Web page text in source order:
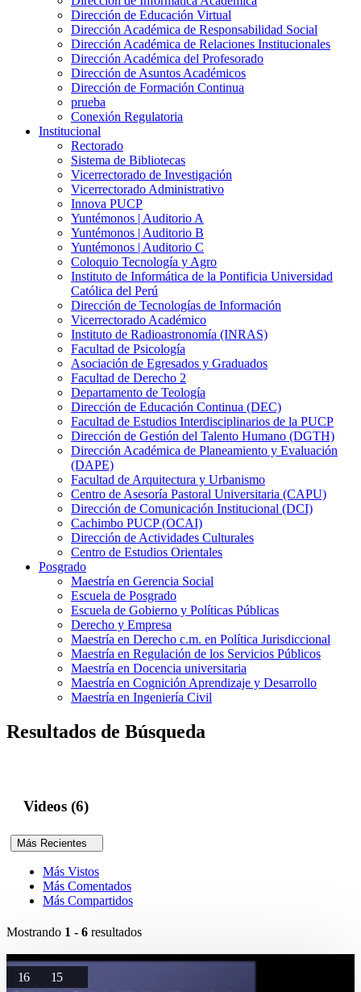
Dirección de Educación Virtual
Dirección Académica de Responsabilidad Social
Dirección Académica de Relaciones Institucionales
Dirección Académica del Profesorado
Dirección de Asuntos Académicos
Dirección de Formación Continua
prueba
Conexión Regulatoria
Institucional
Rectorado
Sistema de Bibliotecas
Vicerrectorado de Investigación
Vicerrectorado Administrativo
Innova PUCP
Yuntémonos | Auditorio A
Yuntémonos | Auditorio B
Yuntémonos | Auditorio C
Coloquio Tecnología y Agro
Instituto de Informática de la Pontificia Universidad
Católica del Perú
Dirección de Tecnologías de Información
Vicerrectorado Académico
Instituto de Radioastronomía (INRAS)
Facultad de Psicología
Asociación de Egresados y Graduados
Facultad de Derecho 2
Departamento de Teología
Dirección de Educación Continua (DEC)
Facultad de Estudios Interdisciplinarios de la PUCP
Dirección de Gestión del Talento Humano (DGTH)
Dirección Académica de Planeamiento y Evaluación
(DAPE)
Facultad de Arquitectura y Urbanismo
Centro de Asesoría Pastoral Universitaria (CAPU)
Dirección de Comunicación Institucional (DCI)
Cachimbo PUCP (OCAI)
Dirección de Actividades Culturales
Centro de Estudios Orientales
Posgrado
Maestría en Gerencia Social
Escuela de Posgrado
Escuela de Gobierno y Políticas Públicas
Derecho y Empresa
Maestría en Derecho c.m. en Política Jurisdiccional
Maestría en Regulación de los Servicios Públicos
Maestría en Docencia universitaria
Maestría en Cognición Aprendizaje y Desarrollo
Maestría en Ingeniería Civil
Resultados de Búsqueda
Videos (6)
Más Recientes
Más Vistos
Más Comentados
Más Compartidos
Mostrando 1 - 6 resultados
16 15